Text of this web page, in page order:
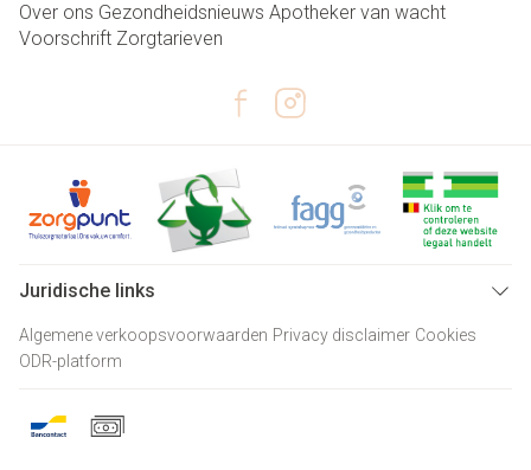
Over ons Gezondheidsnieuws Apotheker van wacht
Voorschrift Zorgtarieven
Juridische links
Algemene verkoopsvoorwaarden Privacy disclaimer Cookies
ODR-platform